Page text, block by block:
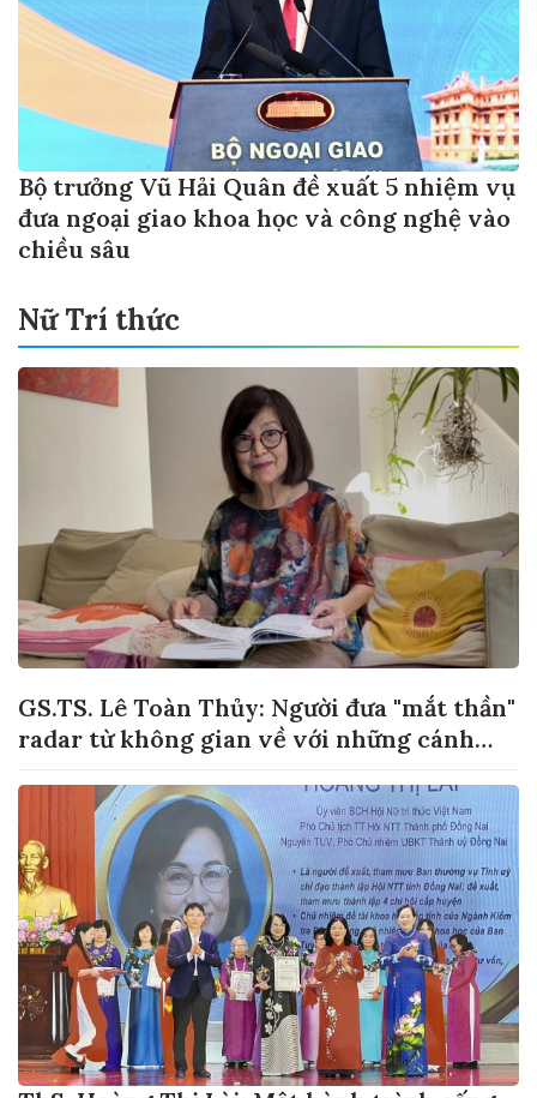
Bộ trưởng Vũ Hải Quân đề xuất 5 nhiệm vụ
đưa ngoại giao khoa học và công nghệ vào
chiều sâu
Nữ Trí thức
GS.TS. Lê Toàn Thủy: Người đưa "mắt thần"
radar từ không gian về với những cánh